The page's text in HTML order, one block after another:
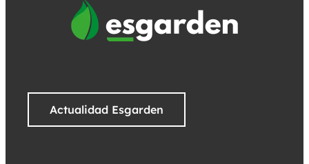
Actualidad Esgarden